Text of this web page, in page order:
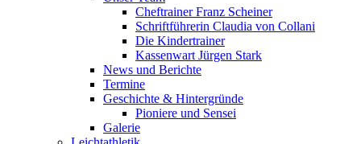
Cheftrainer Franz Scheiner
Schriftführerin Claudia von Collani
Die Kindertrainer
Kassenwart Jürgen Stark
News und Berichte
Termine
Geschichte & Hintergründe
Pioniere und Sensei
Galerie